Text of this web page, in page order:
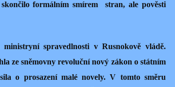
formálním smírem stran, ale pověsti
spravedlnosti v Rusnokově vládě.
ze sněmovny revoluční nový zákon o státním
o prosazení malé novely. V tomto směru